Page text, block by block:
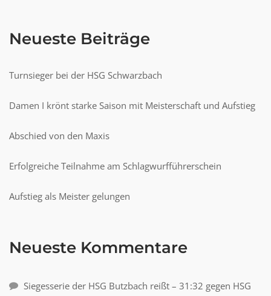
Neueste Beiträge
Turnsieger bei der HSG Schwarzbach
Damen I krönt starke Saison mit Meisterschaft und Aufstieg
Abschied von den Maxis
Erfolgreiche Teilnahme am Schlagwurfführerschein
Aufstieg als Meister gelungen
Neueste Kommentare
Siegesserie der HSG Butzbach reißt – 31:32 gegen HSG